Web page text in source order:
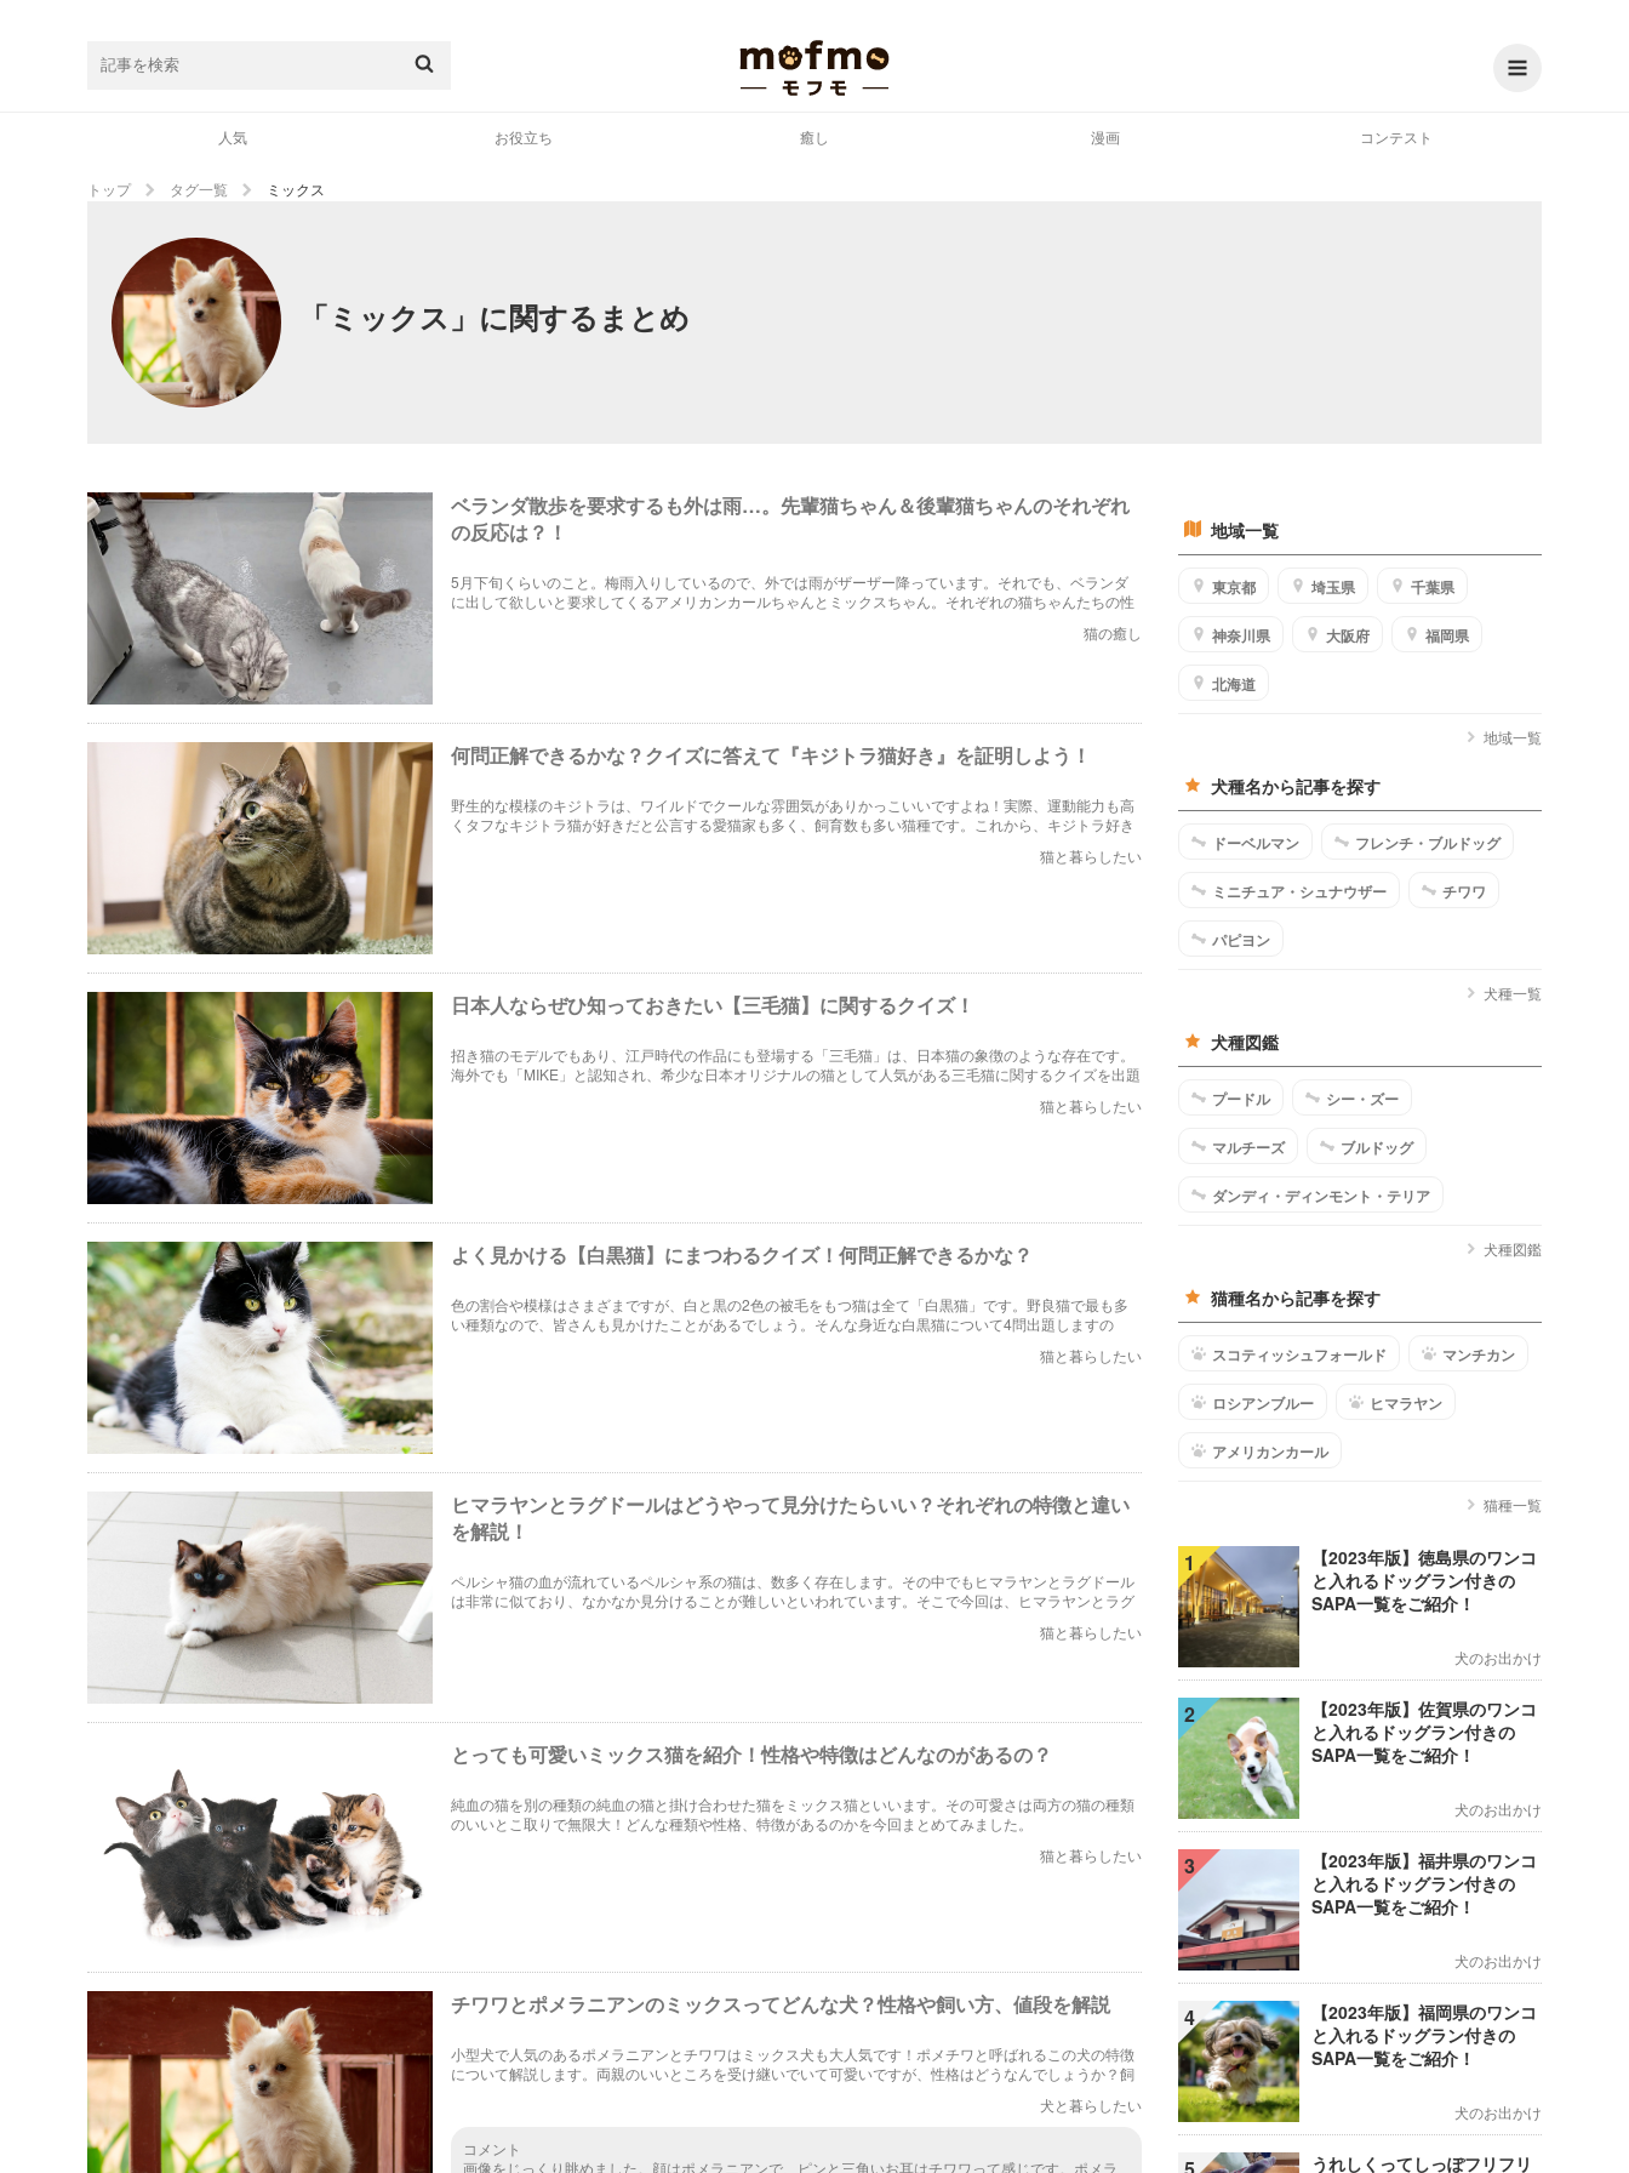
人気 お役立ち 癒し 漫画 コンテスト
トップ タグ一覧 ミックス
「ミックス」に関するまとめ
ベランダ散歩を要求するも外は雨…。先輩猫ちゃん＆後輩猫ちゃんのそれぞれ
の反応は？！
5月下旬くらいのこと。梅雨入りしているので、外では雨がザーザー降っています。それでも、ベランダ
に出して欲しいと要求してくるアメリカンカールちゃんとミックスちゃん。それぞれの猫ちゃんたちの性
猫の癒し
何問正解できるかな？クイズに答えて『キジトラ猫好き』を証明しよう！
野生的な模様のキジトラは、ワイルドでクールな雰囲気がありかっこいいですよね！実際、運動能力も高
くタフなキジトラ猫が好きだと公言する愛猫家も多く、飼育数も多い猫種です。これから、キジトラ好き
猫と暮らしたい
日本人ならぜひ知っておきたい【三毛猫】に関するクイズ！
招き猫のモデルでもあり、江戸時代の作品にも登場する「三毛猫」は、日本猫の象徴のような存在です。
海外でも「MIKE」と認知され、希少な日本オリジナルの猫として人気がある三毛猫に関するクイズを出題
猫と暮らしたい
よく見かける【白黒猫】にまつわるクイズ！何問正解できるかな？
色の割合や模様はさまざまですが、白と黒の2色の被毛をもつ猫は全て「白黒猫」です。野良猫で最も多
い種類なので、皆さんも見かけたことがあるでしょう。そんな身近な白黒猫について4問出題しますの
猫と暮らしたい
ヒマラヤンとラグドールはどうやって見分けたらいい？それぞれの特徴と違い
を解説！
ペルシャ猫の血が流れているペルシャ系の猫は、数多く存在します。その中でもヒマラヤンとラグドール
は非常に似ており、なかなか見分けることが難しいといわれています。そこで今回は、ヒマラヤンとラグ
猫と暮らしたい
とっても可愛いミックス猫を紹介！性格や特徴はどんなのがあるの？
純血の猫を別の種類の純血の猫と掛け合わせた猫をミックス猫といいます。その可愛さは両方の猫の種類
のいいとこ取りで無限大！どんな種類や性格、特徴があるのかを今回まとめてみました。
猫と暮らしたい
チワワとポメラニアンのミックスってどんな犬？性格や飼い方、値段を解説
小型犬で人気のあるポメラニアンとチワワはミックス犬も大人気です！ポメチワと呼ばれるこの犬の特徴
について解説します。両親のいいところを受け継いでいて可愛いですが、性格はどうなんでしょうか？飼
犬と暮らしたい
コメント
画像をじっくり眺めました。顔はポメラニアンで、ピンと三角いお耳はチワワって感じです。ポメラ
地域一覧
東京都 埼玉県 千葉県
神奈川県 大阪府 福岡県
北海道
地域一覧
犬種名から記事を探す
ドーベルマン フレンチ・ブルドッグ
ミニチュア・シュナウザー チワワ
パピヨン
犬種一覧
犬種図鑑
プードル シー・ズー
マルチーズ ブルドッグ
ダンディ・ディンモント・テリア
犬種図鑑
猫種名から記事を探す
スコティッシュフォールド マンチカン
ロシアンブルー ヒマラヤン
アメリカンカール
猫種一覧
1
【2023年版】徳島県のワンコ
と入れるドッグラン付きの
SAPA一覧をご紹介！
犬のお出かけ
2
【2023年版】佐賀県のワンコ
と入れるドッグラン付きの
SAPA一覧をご紹介！
犬のお出かけ
3
【2023年版】福井県のワンコ
と入れるドッグラン付きの
SAPA一覧をご紹介！
犬のお出かけ
4
【2023年版】福岡県のワンコ
と入れるドッグラン付きの
SAPA一覧をご紹介！
犬のお出かけ
うれしくってしっぽフリフリ